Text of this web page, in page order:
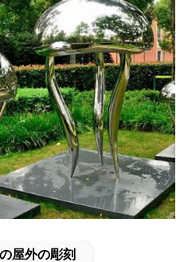
屋外の彫刻